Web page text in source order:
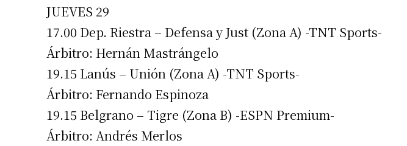
JUEVES 29
17.00 Dep. Riestra – Defensa y Just (Zona A) -TNT Sports-
Árbitro: Hernán Mastrángelo
19.15 Lanús – Unión (Zona A) -TNT Sports-
Árbitro: Fernando Espinoza
19.15 Belgrano – Tigre (Zona B) -ESPN Premium-
Árbitro: Andrés Merlos